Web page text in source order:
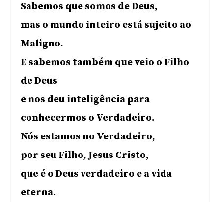
Sabemos que somos de Deus,
mas o mundo inteiro está sujeito ao
Maligno.
E sabemos também que veio o Filho
de Deus
e nos deu inteligência para
conhecermos o Verdadeiro.
Nós estamos no Verdadeiro,
por seu Filho, Jesus Cristo,
que é o Deus verdadeiro e a vida
eterna.